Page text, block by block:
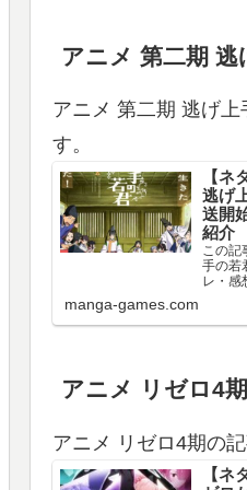
アニメ 第二期 逃
アニメ 第二期 逃げ
す。
【ネ
逃げ
送開
紹介
この記
手の若
レ・感
での
しま
第十三
manga-games.com
アニメ リゼロ4
アニメ リゼロ4期の記
【ネ